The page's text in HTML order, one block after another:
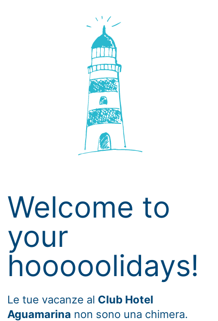
Welcome to
your
hooooolidays!
Le tue vacanze al Club Hotel
Aguamarina non sono una chimera.